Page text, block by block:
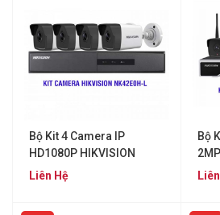
Bộ Kit 4 Camera IP
HD1080P HIKVISION
NK42E0H-L
Liên Hệ
Bộ